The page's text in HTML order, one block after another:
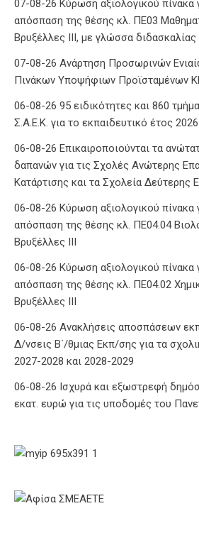
07-08-26 Κύρωση αξιολογικού πίνακα
απόσπαση της θέσης κλ. ΠΕ03
Βρυξέλλες ΙΙΙ, με γλώσσα διδασκαλίας
07-08-26 Ανάρτηση Προσωρινών
Πινάκων Υποψήφιων Προϊσταμένων
06-08-26 95 ειδικότητες και 860
Σ.Α.Ε.Κ. για το εκπαιδευτικό έτος
06-08-26 Επικαιροποιούνται τα
δαπανών για τις Σχολές Ανώτερης
Κατάρτισης και τα Σχολεία Δεύτερης
06-08-26 Κύρωση αξιολογικού πίνακα
απόσπαση της θέσης κλ. ΠΕ04.04
Βρυξέλλες ΙΙΙ
06-08-26 Κύρωση αξιολογικού πίνακα
απόσπαση της θέσης κλ. ΠΕ04.02
Βρυξέλλες ΙΙΙ
06-08-26 Ανακλήσεις αποσπάσεων
Δ/νσεις Β΄/θμιας Εκπ/σης για τα
2027-2028 και 2028-2029
06-08-26 Ισχυρά και εξωστρεφή
εκατ. ευρώ για τις υποδομές του